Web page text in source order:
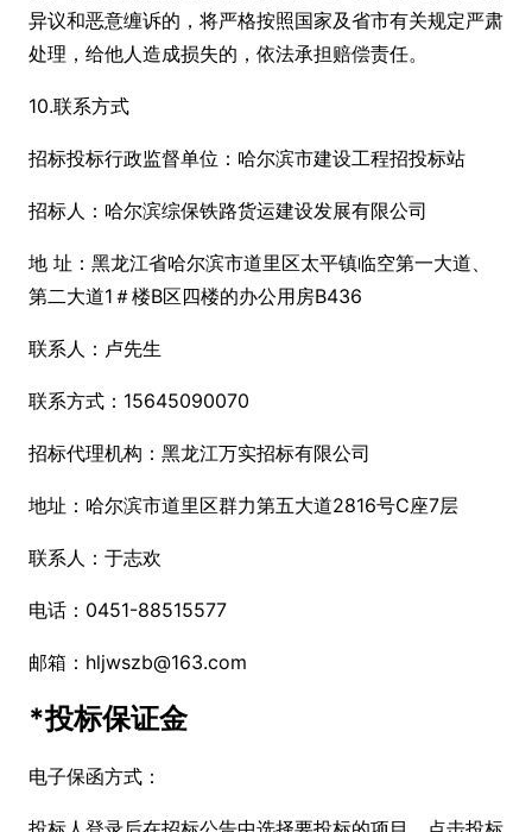
异议和恶意缠诉的，将严格按照国家及省市有关规定严肃
处理，给他人造成损失的，依法承担赔偿责任。
10.联系方式
招标投标行政监督单位：哈尔滨市建设工程招投标站
招标人：哈尔滨综保铁路货运建设发展有限公司
地 址：黑龙江省哈尔滨市道里区太平镇临空第一大道、
第二大道1＃楼B区四楼的办公用房B436
联系人：卢先生
联系方式：15645090070
招标代理机构：黑龙江万实招标有限公司
地址：哈尔滨市道里区群力第五大道2816号C座7层
联系人：于志欢
电话：0451-88515577
邮箱：hljwszb@163.com
*投标保证金
电子保函方式：